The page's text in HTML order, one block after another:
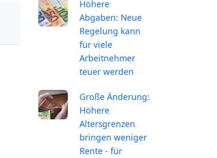
Höhere
Abgaben: Neue
Regelung kann
für viele
Arbeitnehmer
teuer werden
Große Änderung:
Höhere
Altersgrenzen
bringen weniger
Rente - für